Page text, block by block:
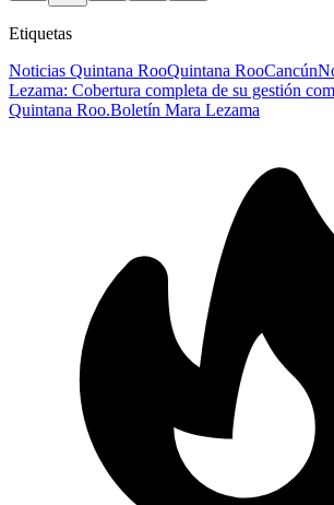
Etiquetas
Noticias Quintana RooQuintana RooCancún
Lezama: Cobertura completa de su gestión
Quintana Roo.Boletín Mara Lezama